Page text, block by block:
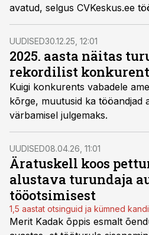
avatud, selgus CVKeskus.ee
Agentuuri küsitlusest.
UUDISED30.12.25, 12:01
2025. aasta näitas
rekordilist
Kuigi konkurents vabadele
kõrge, muutusid ka tööandjad
värbamisel julgemaks.
UUDISED08.04.26, 11:01
Äratuskell koos
alustava turundaja
tööotsimisest
1,5 aastat otsinguid ja kümned
Merit Kadak õppis esmalt